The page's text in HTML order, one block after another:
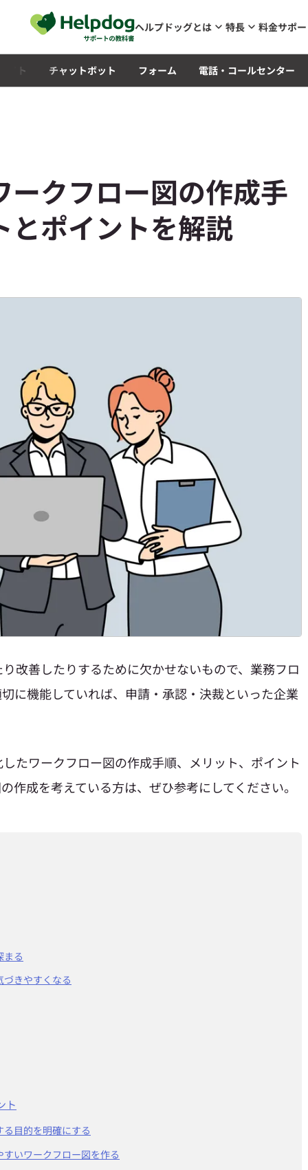
メインコンテンツへスキップ
ヘルプドッグとは 特長 料金サポ
イト チャットボット フォーム 電話・コールセンター
クフロー図の作成手
とポイントを解説
改善したりするために欠かせないもので、業務フロ
に機能していれば、申請・承認・決裁といった企業
たワークフロー図の作成手順、メリット、ポイント
作成を考えている方は、ぜひ参考にしてください。
まる
きやすくなる
ト
目的を明確にする
いワークフロー図を作る